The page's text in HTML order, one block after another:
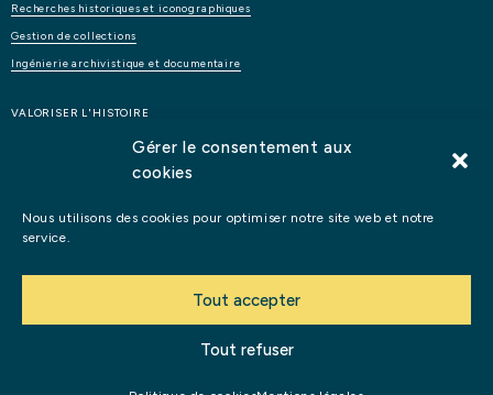
Gérer le consentement aux
cookies
Nous utilisons des cookies pour optimiser notre site web et notre
service.
Tout accepter
Tout refuser
Recherches historiques et iconographiques
Gestion de collections
Ingénierie archivistique et documentaire
VALORISER L'HISTOIRE
et de faisabilité
podcasts…
Mentions légales